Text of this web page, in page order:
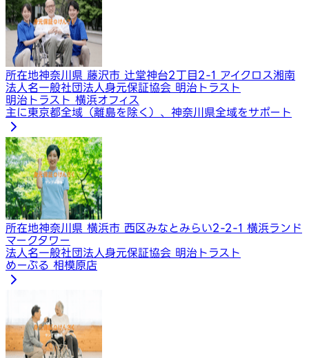
所在地神奈川県 藤沢市 辻堂神台2丁目2-1 アイクロス湘南
法人名一般社団法人身元保証協会 明治トラスト
明治トラスト 横浜オフィス
主に東京都全域（離島を除く）、神奈川県全域をサポート
所在地神奈川県 横浜市 西区みなとみらい2-2-1 横浜ランド
マークタワー
法人名一般社団法人身元保証協会 明治トラスト
めーぷる 相模原店